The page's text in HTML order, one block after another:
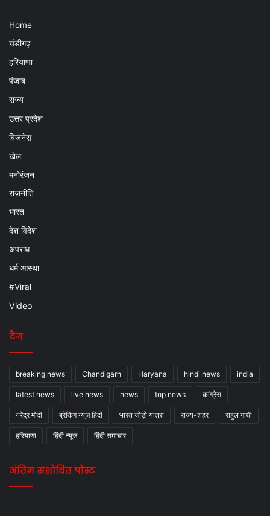
Home
चंडीगढ़
हरियाणा
पंजाब
राज्य
उत्तर प्रदेश
बिजनेस
खेल
मनोरंजन
राजनीति
भारत
देश विदेश
अपराध
धर्म आस्था
#Viral
Video
टैग
breaking news Chandigarh Haryana hindi news india
latest news live news news top news कांग्रेस
नरेंद्र मोदी ब्रेकिंग न्यूज़ हिंदी भारत जोड़ो यात्रा राज्य-शहर राहुल गांधी
हरियाणा हिंदी न्यूज हिंदी समाचार
अंतिम संशोधित पोस्ट